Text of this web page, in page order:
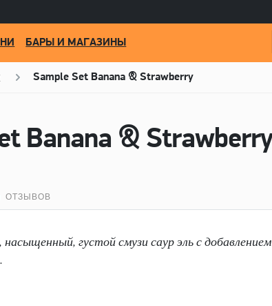
БАРЫ И МАГАЗИНЫ
Sample Set Banana & Strawberry
ОТЗЫВОВ
густой смузи саур эль с добавлением